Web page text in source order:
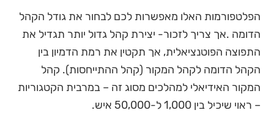
הפלטפורמות האלו מאפשרות לכם לבחור את גודל הקהל
הדומה .אך צריך לזכור- יצירת קהל גדול יותר תגדיל את
התפוצה הפוטנציאלית, אך תקטין את רמת הדמיון בין
הקהל הדומה לקהל המקור (קהל ההתייחסות). קהל
המקור האידיאלי למהלכים מסוג זה – במרבית הקטגוריות
– ראוי שיכיל בין 1,000 ל-50,000 איש.